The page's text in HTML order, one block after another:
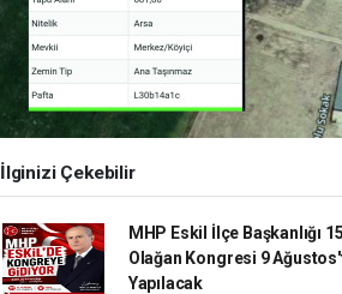
İlginizi Çekebilir
MHP Eskil İlçe Başkanlığı
Olağan Kongresi 9
Yapılacak